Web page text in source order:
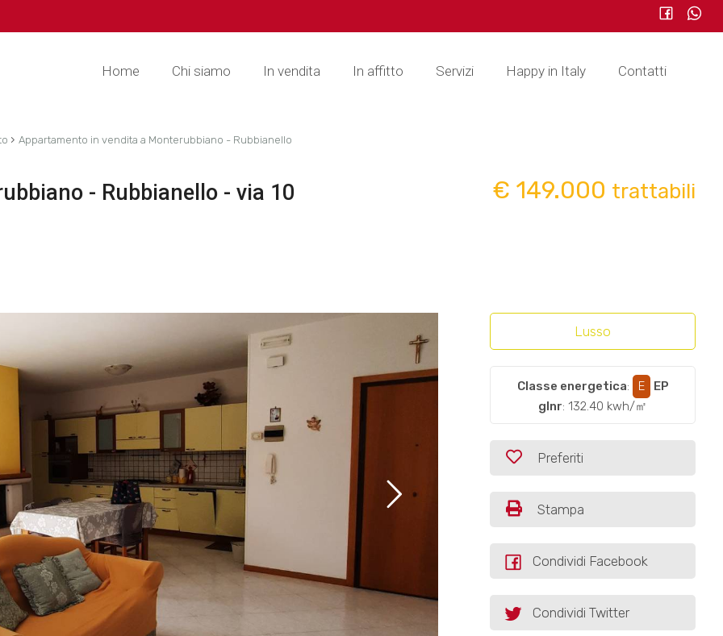
Home Chi siamo In vendita In affitto Servizi Happy in Italy Contatti
› Appartamento in vendita a Monterubbiano - Rubbianello
- Rubbianello - via 10 € 149.000 trattabili
Lusso
Classe energetica: E
EP
glnr: 132.40 kwh/㎡
Preferiti
Stampa
Condividi Facebook
Condividi Twitter